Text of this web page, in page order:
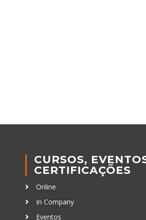
CURSOS,
CERTIFICAÇÕES
Online
In Company
Eventos